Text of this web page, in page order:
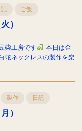
記 ご飯
）
柴工房です
本日は金
蛇ネックレスの製作を楽
製作 日記
）